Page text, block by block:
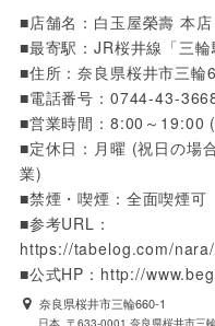
■店舗名：白玉屋榮壽 本店
■最寄駅：JR桜井線「三
■住所：奈良県桜井市三輪
■電話番号：0744-43-
■営業時間：8:00～19:00
■定休日：月曜 (祝日の場
業)
■禁煙・喫煙：全面喫煙可
■参考URL：
https://tabelog.com/
■公式HP：http://
奈良県桜井市三輪660-1
日本, 〒633-0001 奈良県桜井市三